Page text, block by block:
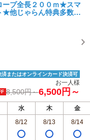
ープ全長２００ｍ★スマ
★他じゃらん特典多数有
済またはオンラインカード決済可
お一人様
8,500円～6,500円～
水 木
金
8/12 8/13 8/14